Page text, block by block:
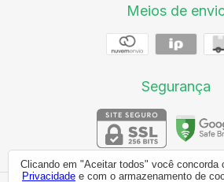
Meios de
Segurança
Clicando em "Aceitar todos" você concorda
Privacidade e com o armazenamento de